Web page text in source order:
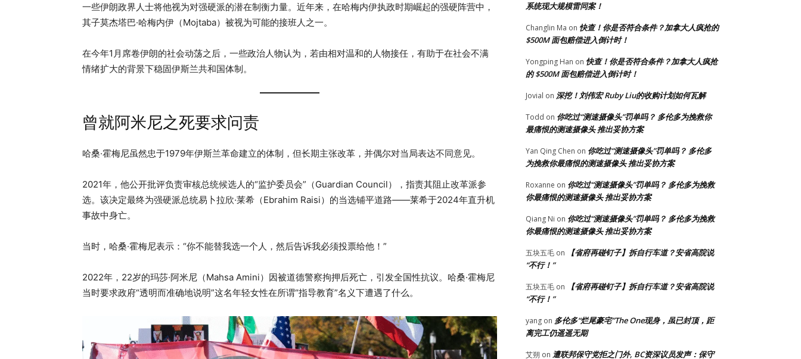
一些伊朗政界人士将他视为对强硬派的潜在制衡力量。近年来，在哈梅内伊执政时期崛起的强硬阵营中，
其子莫杰塔巴·哈梅内伊（Mojtaba）被视为可能的接班人之一。
在今年1月席卷伊朗的社会动荡之后，一些政治人物认为，若由相对温和的人物接任，有助于在社会不满
情绪扩大的背景下稳固伊斯兰共和国体制。
曾就阿米尼之死要求问责
哈桑·霍梅尼虽然忠于1979年伊斯兰革命建立的体制，但长期主张改革，并偶尔对当局表达不同意见。
2021年，他公开批评负责审核总统候选人的“监护委员会”（Guardian Council），指责其阻止改革派参
选。该决定最终为强硬派总统易卜拉欣·莱希（Ebrahim Raisi）的当选铺平道路——莱希于2024年直升机
事故中身亡。
当时，哈桑·霍梅尼表示：“你不能替我选一个人，然后告诉我必须投票给他！”
2022年，22岁的玛莎·阿米尼（Mahsa Amini）因被道德警察拘押后死亡，引发全国性抗议。哈桑·霍梅尼
当时要求政府“透明而准确地说明”这名年轻女性在所谓“指导教育”名义下遭遇了什么。
系统现大规模雷同案！
Changlin Ma on 快查！你是否符合条件？加拿大人疯抢的
$500M 面包赔偿进入倒计时！
Yongping Han on 快查！你是否符合条件？加拿大人疯抢
的 $500M 面包赔偿进入倒计时！
Jovial on 深挖！刘伟宏 Ruby Liu的收购计划如何瓦解
Todd on 你吃过“测速摄像头”罚单吗？ 多伦多为挽救你
最痛恨的测速摄像头 推出妥协方案
Yan Qing Chen on 你吃过“测速摄像头”罚单吗？ 多伦多
为挽救你最痛恨的测速摄像头 推出妥协方案
Roxanne on 你吃过“测速摄像头”罚单吗？ 多伦多为挽救
你最痛恨的测速摄像头 推出妥协方案
Qiang Ni on 你吃过“测速摄像头”罚单吗？ 多伦多为挽救
你最痛恨的测速摄像头 推出妥协方案
五块五毛 on
【省府再碰钉子】拆自行车道？安省高院说
“不行！”
五块五毛 on
【省府再碰钉子】拆自行车道？安省高院说
“不行！”
yang on 多伦多“烂尾豪宅”The One现身，虽已封顶，距
离完工仍遥遥无期
艾朔 on 遭联邦保守党拒之门外, BC资深议员发声：保守